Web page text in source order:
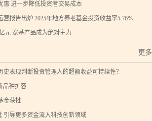
惠 进一步降低投资者交易成本
报告出炉 2025年地方养老基金投资收益率5.76%
元 宽基产品成为绝对主力
更多
表现判断投资管理人的超额收益可持续性？
品种扩容
金获批
引导更多资金流入科技创新领域